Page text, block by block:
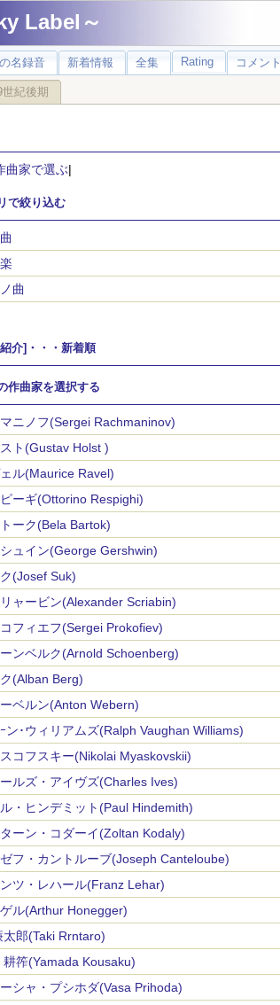
Label～
名録音 新着情報 全集 Rating コメント
世紀後期
曲家で選ぶ|
で絞り込む
曲
介]・・・新着順
作曲家を選択する
ニノフ(Sergei Rachmaninov)
ト(Gustav Holst )
ル(Maurice Ravel)
ーギ(Ottorino Respighi)
ーク(Bela Bartok)
ュイン(George Gershwin)
(Josef Suk)
ャービン(Alexander Scriabin)
フィエフ(Sergei Prokofiev)
ンベルク(Arnold Schoenberg)
(Alban Berg)
ベルン(Anton Webern)
ン･ウィリアムズ(Ralph Vaughan Williams)
コフスキー(Nikolai Myaskovskii)
ルズ・アイヴズ(Charles Ives)
・ヒンデミット(Paul Hindemith)
ーン・コダーイ(Zoltan Kodaly)
フ・カントルーブ(Joseph Canteloube)
ツ・レハール(Franz Lehar)
ル(Arthur Honegger)
太郎(Taki Rrntaro)
耕筰(Yamada Kousaku)
シャ・プシホダ(Vasa Prihoda)